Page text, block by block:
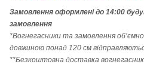
Замовлення оформлені до 14:00
замовлення
*Вогнегасники та замовлення
довжиною понад 120 см
**Безкоштовна доставка